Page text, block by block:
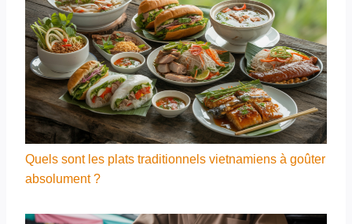
Quels sont les plats traditionnels vietnamiens à goûter
absolument ?